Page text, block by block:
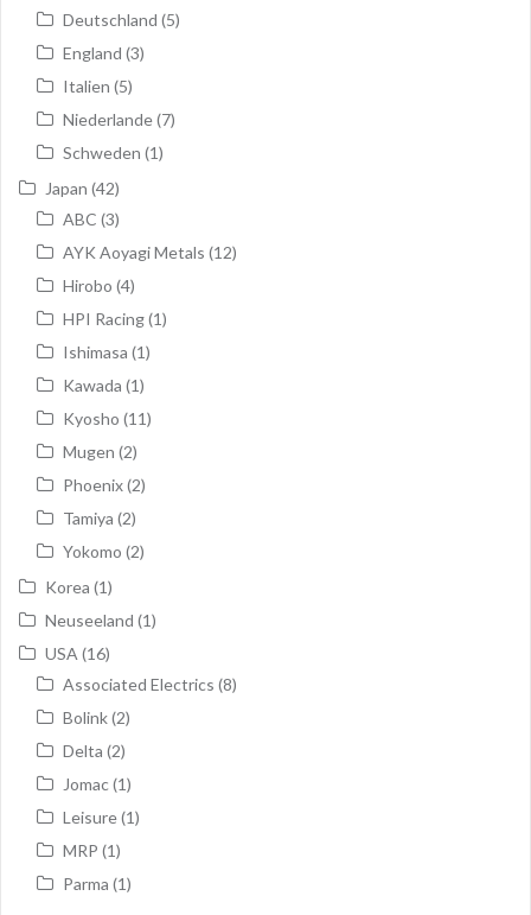
Deutschland (5)
England (3)
Italien (5)
Niederlande(7)
Schweden (1)
Japan (42)
ABC (3)
AYK Aoyagi Metals (12)
Hirobo (4)
HPI Racing(1)
Ishimasa (1)
Kawada (1)
Kyosho (11)
Mugen (2)
Phoenix(2)
Tamiya (2)
Yokomo (2)
Korea (1)
Neuseeland (1)
USA (16)
Associated Electrics (8)
Bolink(2)
Delta (2)
Jomac(1)
Leisure(1)
MRP (1)
Parma (1)